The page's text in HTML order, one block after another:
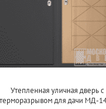
Утепленная уличная дверь с
терморазрывом для дачи МД-